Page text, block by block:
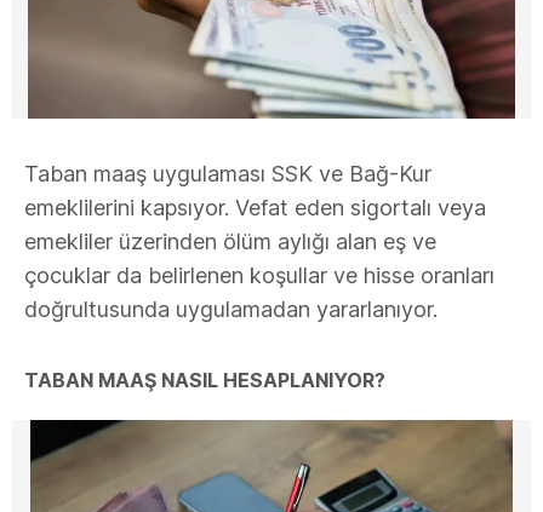
Taban maaş uygulaması SSK ve Bağ-Kur
emeklilerini kapsıyor. Vefat eden sigortalı veya
emekliler üzerinden ölüm aylığı alan eş ve
çocuklar da belirlenen koşullar ve hisse oranları
doğrultusunda uygulamadan yararlanıyor.
TABAN MAAŞ NASIL HESAPLANIYOR?